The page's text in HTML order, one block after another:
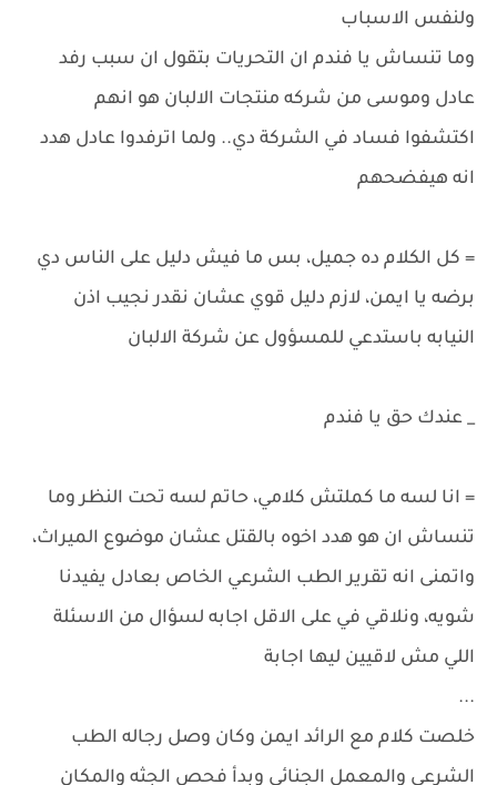
ولنفس الاسباب
وما تنساش يا فندم ان التحريات بتقول ان سبب رفد
عادل وموسى من شركه منتجات الالبان هو انهم
اكتشفوا فساد في الشركة دي.. ولما اترفدوا عادل هدد
انه هيفضحهم
= كل الكلام ده جميل، بس ما فيش دليل على الناس دي
برضه يا ايمن، لازم دليل قوي عشان نقدر نجيب اذن
النيابه باستدعي للمسؤول عن شركة الالبان
_ عندك حق يا فندم
= انا لسه ما كملتش كلامي، حاتم لسه تحت النظر وما
تنساش ان هو هدد اخوه بالقتل عشان موضوع الميراث،
واتمنى انه تقرير الطب الشرعي الخاص بعادل يفيدنا
شويه، ونلاقي في على الاقل اجابه لسؤال من الاسئلة
اللي مش لاقيين ليها اجابة
...
خلصت كلام مع الرائد ايمن وكان وصل رجاله الطب
الشرعي والمعمل الجنائي وبدأ فحص الجثه والمكان